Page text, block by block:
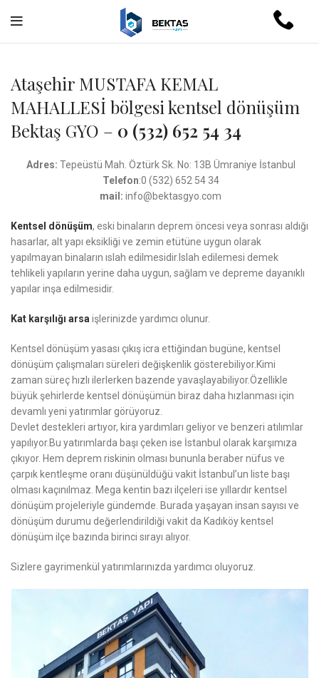
Ataşehir MUSTAFA KEMAL
MAHALLESİ bölgesi kentsel dönüşüm
Bektaş GYO – 0 (532) 652 54 34
Adres: Tepeüstü Mah. Öztürk Sk. No: 13B Ümraniye İstanbul
Telefon:0 (532) 652 54 34
mail: info@bektasgyo.com
Kentsel dönüşüm, eski binaların deprem öncesi veya sonrası aldığı
hasarlar, alt yapı eksikliği ve zemin etütüne uygun olarak
yapılmayan binaların ıslah edilmesidir.Islah edilemesi demek
tehlikeli yapıların yerine daha uygun, sağlam ve depreme dayanıklı
yapılar inşa edilmesidir.
Kat karşılığı arsa işlerinizde yardımcı olunur.
Kentsel dönüşüm yasası çıkış icra ettiğindan bugüne, kentsel
dönüşüm çalışmaları süreleri değişkenlik gösterebiliyor.Kimi
zaman süreç hızlı ilerlerken bazende yavaşlayabiliyor.Özellikle
büyük şehirlerde kentsel dönüşümün biraz daha hızlanması için
devamlı yeni yatırımlar görüyoruz.
Devlet destekleri artıyor, kira yardımları geliyor ve benzeri atılımlar
yapılıyor.Bu yatırımlarda başı çeken ise İstanbul olarak karşımıza
çıkıyor. Hem deprem riskinin olması bununla beraber nüfus ve
çarpık kentleşme oranı düşünüldüğü vakit İstanbul’un liste başı
olması kaçınılmaz. Mega kentin bazı ilçeleri ise yıllardır kentsel
dönüşüm projeleriyle gündemde. Burada yaşayan insan sayısı ve
dönüşüm durumu değerlendirildiği vakit da Kadıköy kentsel
dönüşüm ilçe bazında birinci sırayı alıyor.
Sizlere gayrimenkül yatırımlarınızda yardımcı oluyoruz.